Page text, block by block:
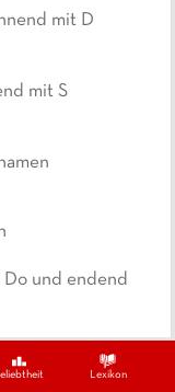
Lexikon
mit D
mit S
und endend